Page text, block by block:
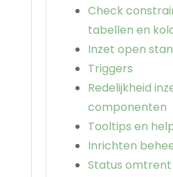
Check
tabellen en
Inzet open
Triggers
Redelijkheid
componenten
Tooltips en
Inrichten
Status